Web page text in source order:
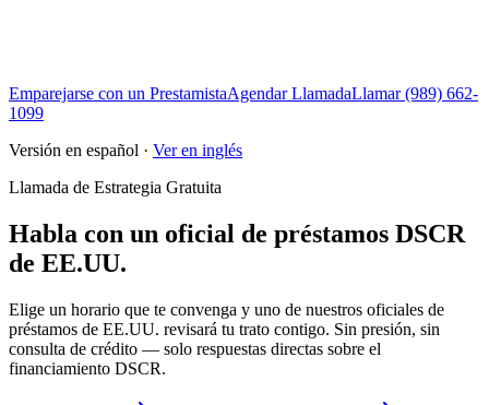
Emparejarse con un PrestamistaAgendar LlamadaLlamar (989) 662-
1099
Versión en español · Ver en inglés
Llamada de Estrategia Gratuita
Habla con un oficial de préstamos DSCR
de EE.UU.
Elige un horario que te convenga y uno de nuestros oficiales de
préstamos de EE.UU. revisará tu trato contigo. Sin presión, sin
consulta de crédito — solo respuestas directas sobre el
financiamiento DSCR.